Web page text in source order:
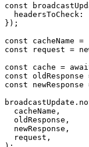
const
headersToCheck :
});
const
cacheName =
const
request =
const
cache =
const oldResponse
const
newResponse
broadcastUpdate .
cacheName ,
oldResponse ,
newResponse ,
request ,